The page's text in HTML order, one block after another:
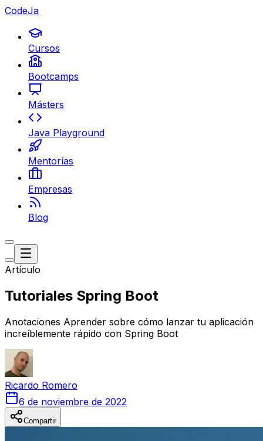
CodeJa
Cursos
Bootcamps
Másters
Java Playground
Mentorías
Empresas
Blog
Artículo
Tutoriales Spring Boot
Anotaciones Aprender sobre cómo lanzar tu aplicación
increíblemente rápido con Spring Boot
Ricardo Romero
6 de noviembre de 2022
Compartir